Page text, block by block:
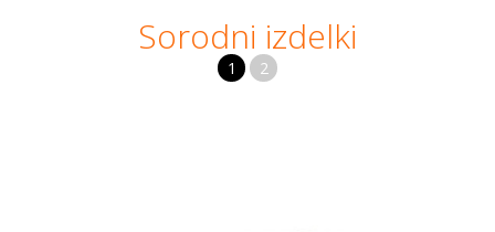
Sorodni izdelki
1 2